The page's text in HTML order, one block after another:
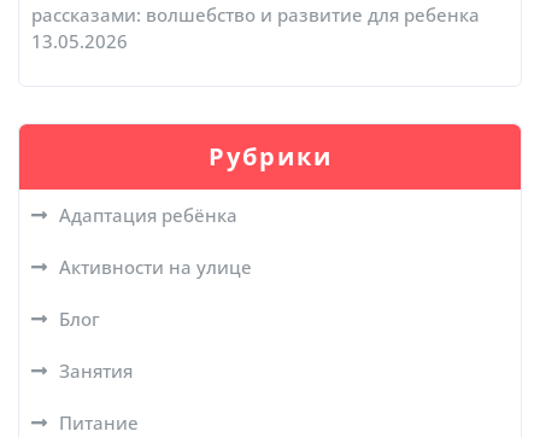
рассказами: волшебство и развитие для ребенка
13.05.2026
Рубрики
Адаптация ребёнка
Активности на улице
Блог
Занятия
Питание